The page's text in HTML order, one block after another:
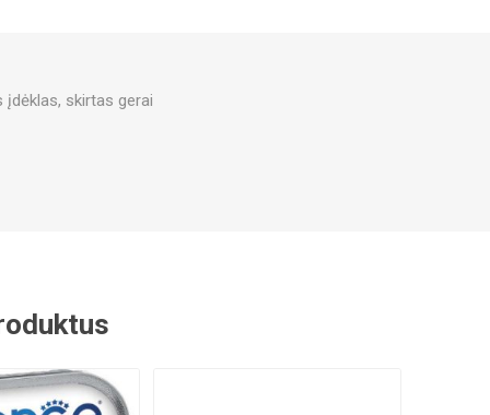
įdėklas, skirtas gerai